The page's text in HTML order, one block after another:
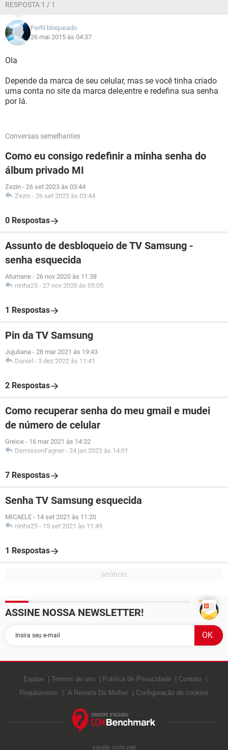
RESPOSTA 1 / 1
Perfil bloqueado
26 mai 2015 às 04:37
Ola
Depende da marca de seu celular, mas se você tinha criado
uma conta no site da marca dele,entre e redefina sua senha
por lá.
Conversas semelhantes
Como eu consigo redefinir a minha senha do
álbum privado MI
Zezin - 26 set 2023 às 03:44
Zezin - 26 set 2023 às 03:44
0 Respostas
Assunto de desbloqueio de TV Samsung -
senha esquecida
Atumane - 26 nov 2020 às 11:38
ninha25 - 27 nov 2020 às 05:05
1 Respostas
Pin da TV Samsung
Jujuliana - 28 mar 2021 às 19:43
Daniel - 3 dez 2022 às 11:41
2 Respostas
Como recuperar senha do meu gmail e mudei
de número de celular
Greice - 16 mar 2021 às 14:32
DemissonFagner - 24 jan 2023 às 14:01
7 Respostas
Senha TV Samsung esquecida
MICAELE - 14 set 2021 às 11:20
ninha25 - 15 set 2021 às 11:49
1 Respostas
ASSINE NOSSA NEWSLETTER!
Equipe Termos de uso Política de Privacidade
Contato
Regulamento
A Revista Da Mulher Configuração de cookies
saude.ccm.net